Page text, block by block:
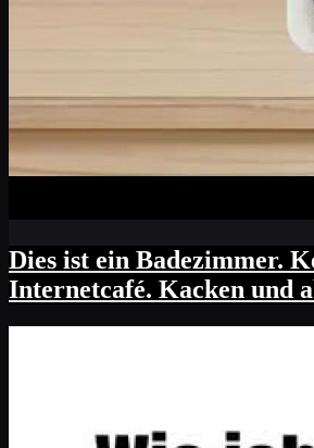
Dies ist ein Badezimmer.
Internetcafé. Kacken und